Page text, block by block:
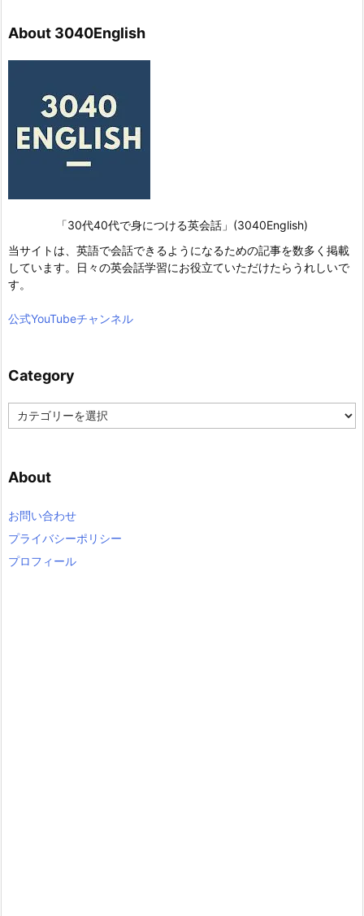
About 3040English
「30代40代で身につける英会話」(3040English)
当サイトは、英語で会話できるようになるための記事を数多く掲載
しています。日々の英会話学習にお役立ていただけたらうれしいで
す。
公式YouTubeチャンネル
Category
a
g
r
About
お問い合わせ
プライバシーポリシー
プロフィール